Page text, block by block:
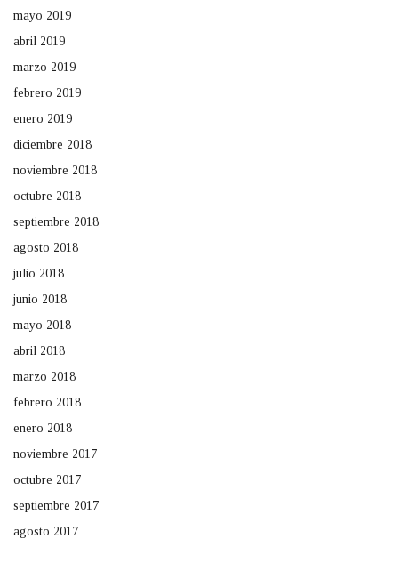
mayo 2019
abril 2019
marzo 2019
febrero 2019
enero 2019
diciembre 2018
noviembre 2018
octubre 2018
septiembre 2018
agosto 2018
julio 2018
junio 2018
mayo 2018
abril 2018
marzo 2018
febrero 2018
enero 2018
noviembre 2017
octubre 2017
septiembre 2017
agosto 2017